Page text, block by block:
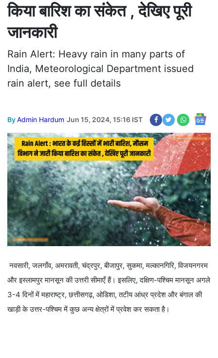
किया बारिश का संकेत , देखिए पूरी
जानकारी
Rain Alert: Heavy rain in many parts of
India, Meteorological Department issued
rain alert, see full details
ByAdmin Hardum Jun 15, 2024, 15:16 IST
नवसारी, जलगाँव, अमरावती, चंद्रपुर, बीजापुर, सुकमा, मल्कानगिरि, विजयनगरम
और इस्लामपुर मानसून की उत्तरी सीमाएँ हैं। इसलिए, दक्षिण-पश्चिम मानसून अगले
3-4 दिनों में महाराष्ट्र, छत्तीसगढ़, ओडिशा, तटीय आंध्र प्रदेश और बंगाल की
खाड़ी के उत्तर-पश्चिम में कुछ अन्य क्षेत्रों में प्रवेश कर सकता है।